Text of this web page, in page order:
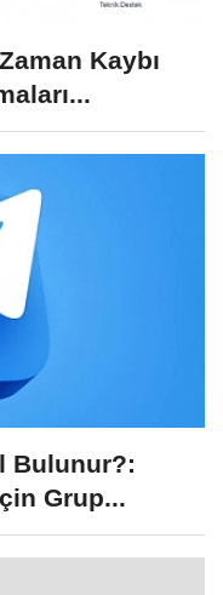
Kaybı
Bulunur?:
Grup...